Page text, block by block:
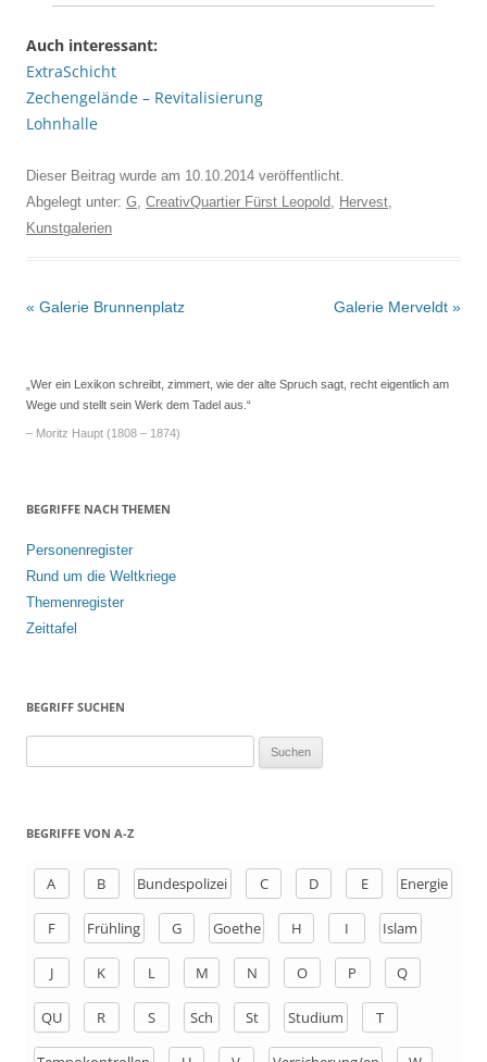
Auch interessant:
ExtraSchicht
Zechengelände – Revitalisierung
Lohnhalle
Dieser Beitrag wurde am 10.10.2014 veröffentlicht.
Abgelegt unter: G CreativQuartier Fürst Leopold Hervest
Kunstgalerien
Beitrags-
« Galerie Brunnenplatz Galerie Merveldt »
„Wer ein Lexikon schreibt, zimmert, wie der alte Spruch sagt, recht eigentlich am
Wege und stellt sein Werk dem Tadel aus.“
– Moritz Haupt (1808 – 1874)
BEGRIFFE NACH THEMEN
Personenregister
Rund um die Weltkriege
Themenregister
Zeittafel
BEGRIFF SUCHEN
h
BEGRIFFE VON A-Z
A B Bundespolizei C D E Energie
F Frühling G Goethe H I Islam
J K L M N O P Q
QU R S Sch St Studium T